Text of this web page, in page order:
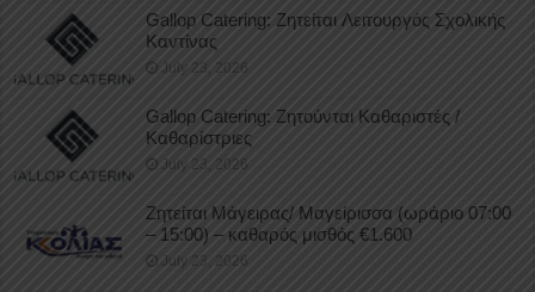
Gallop Catering: Ζητείται Λειτουργός Σχολικής
Καντίνας
July 23, 2026
Gallop Catering: Ζητούνται Καθαριστές /
Καθαρίστριες
July 23, 2026
Ζητείται Μάγειρας/ Μαγείρισσα (ωράριο 07:00
– 15:00) – καθαρός μισθός €1.600
July 23, 2026